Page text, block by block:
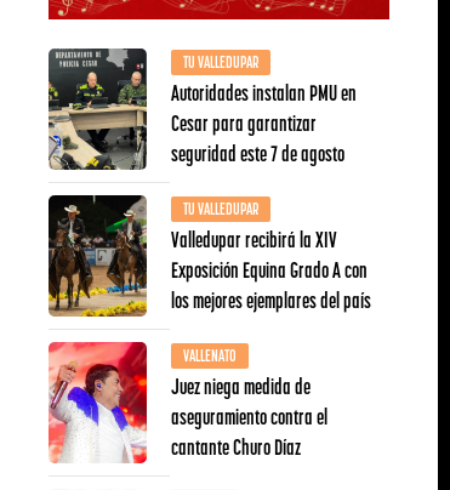
TU VALLEDUPAR
Autoridades instalan PMU en
Cesar para garantizar
seguridad este 7 de agosto
TU VALLEDUPAR
Valledupar recibirá la XIV
Exposición Equina Grado A con
los mejores ejemplares del país
VALLENATO
Juez niega medida de
aseguramiento contra el
cantante Churo Díaz